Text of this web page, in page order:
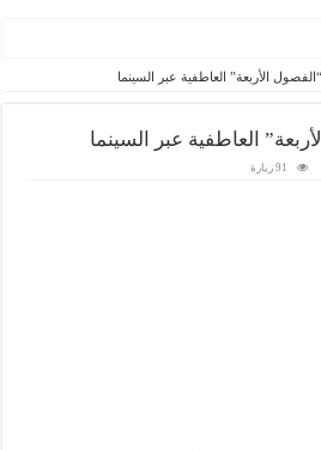
الأربعة” العاطفية عبر السينما
العاطفية عبر السينما
91 زيارة